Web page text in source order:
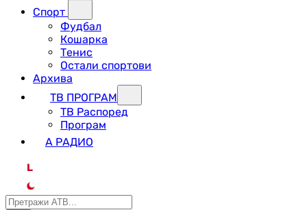
Спорт
Фудбал
Кошарка
Тенис
Остали спортови
Архива
ТВ ПРОГРАМ
ТВ Распоред
Програм
А РАДИО
L